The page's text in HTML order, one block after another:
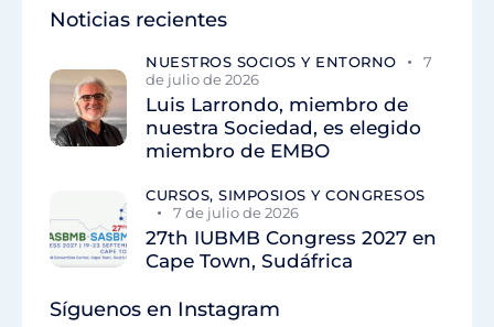
Noticias recientes
NUESTROS SOCIOS Y ENTORNO
7
de julio de 2026
Luis Larrondo, miembro de
nuestra Sociedad, es elegido
miembro de EMBO
CURSOS, SIMPOSIOS Y CONGRESOS
7 de julio de 2026
27th IUBMB Congress 2027 en
Cape Town, Sudáfrica
Síguenos en Instagram